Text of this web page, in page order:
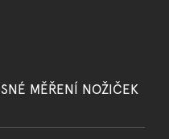
MĚŘENÍ NOŽIČEK